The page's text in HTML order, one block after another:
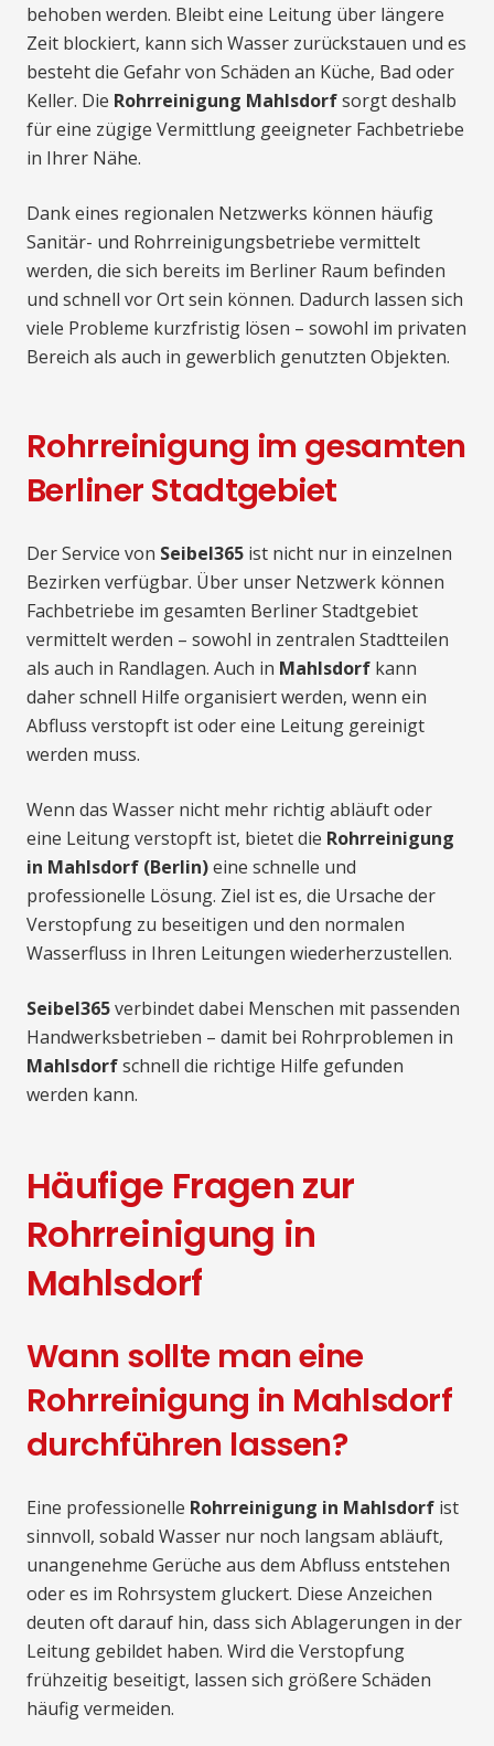
behoben werden. Bleibt eine Leitung über längere
Zeit blockiert, kann sich Wasser zurückstauen und es
besteht die Gefahr von Schäden an Küche, Bad oder
Keller. Die Rohrreinigung Mahlsdorfsorgt deshalb
für eine zügige Vermittlung geeigneter Fachbetriebe
in Ihrer Nähe.
Dank eines regionalen Netzwerks können häufig
Sanitär- und Rohrreinigungsbetriebe vermittelt
werden, die sich bereits im Berliner Raum befinden
und schnell vor Ort sein können. Dadurch lassen sich
viele Probleme kurzfristig lösen – sowohl im privaten
Bereich als auch in gewerblich genutzten Objekten.
Rohrreinigung im gesamten
Berliner Stadtgebiet
Der Service von Seibel365 ist nicht nur in einzelnen
Bezirken verfügbar. Über unser Netzwerk können
Fachbetriebe im gesamten Berliner Stadtgebiet
vermittelt werden – sowohl in zentralen Stadtteilen
als auch in Randlagen. Auch in Mahlsdorf kann
daher schnell Hilfe organisiert werden, wenn ein
Abfluss verstopft ist oder eine Leitung gereinigt
werden muss.
Wenn das Wasser nicht mehr richtig abläuft oder
eine Leitung verstopft ist, bietet die Rohrreinigung
in Mahlsdorf (Berlin)eine schnelle und
professionelle Lösung. Ziel ist es, die Ursache der
Verstopfung zu beseitigen und den normalen
Wasserfluss in Ihren Leitungen wiederherzustellen.
Seibel365verbindet dabei Menschen mit passenden
Handwerksbetrieben – damit bei Rohrproblemen in
Mahlsdorfschnell die richtige Hilfe gefunden
werden kann.
Häufige Fragen zur
Rohrreinigung in
Mahlsdorf
Wann sollte man eine
Rohrreinigung in Mahlsdorf
durchführen lassen?
Eine professionelle Rohrreinigung in Mahlsdorf ist
sinnvoll, sobald Wasser nur noch langsam abläuft,
unangenehme Gerüche aus dem Abfluss entstehen
oder es im Rohrsystem gluckert. Diese Anzeichen
deuten oft darauf hin, dass sich Ablagerungen in der
Leitung gebildet haben. Wird die Verstopfung
frühzeitig beseitigt, lassen sich größere Schäden
häufig vermeiden.